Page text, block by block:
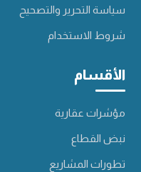
سياسة التحرير والتصحيح
شروط الاستخدام
الأقسام
مؤشرات عقارية
نبض القطاع
تطورات المشاريع